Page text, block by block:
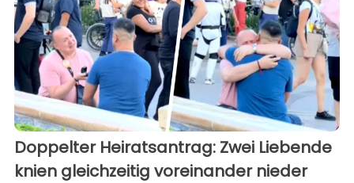
Doppelter Heiratsantrag: Zwei Liebende
knien gleichzeitig voreinander nieder